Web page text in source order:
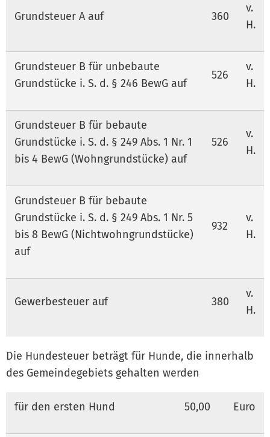
Grundsteuer A auf 360
v.
H.
Grundsteuer B für unbebaute
Grundstücke i. S. d. § 246 BewG auf
526
v.
H.
Grundsteuer B für bebaute
Grundstücke i. S. d. § 249 Abs. 1 Nr. 1
bis 4 BewG (Wohngrundstücke) auf
526
v.
H.
Grundsteuer B für bebaute
Grundstücke i. S. d. § 249 Abs. 1 Nr. 5
bis 8 BewG (Nichtwohngrundstücke)
auf
932
v.
H.
Gewerbesteuer auf 380
v.
H.
Die Hundesteuer beträgt für Hunde, die innerhalb
des Gemeindegebiets gehalten werden
für den ersten Hund 50,00 Euro